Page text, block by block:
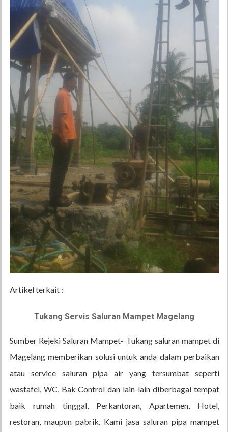
Artikel terkait :
Tukang Servis Saluran Mampet Magelang
Sumber Rejeki Saluran Mampet- Tukang saluran mampet di
Magelang memberikan solusi untuk anda dalam perbaikan
atau service saluran pipa air yang tersumbat seperti
wastafel, WC, Bak Control dan lain-lain diberbagai tempat
baik rumah tinggal, Perkantoran, Apartemen, Hotel,
restoran, maupun pabrik. Kami jasa saluran pipa mampet